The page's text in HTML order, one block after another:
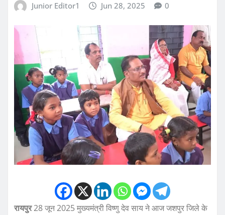
Junior Editor1 Jun 28, 2025 0
रायपुर28 जून 2025 मुख्यमंत्री विष्णु देव साय ने आज जशपुर जिले के